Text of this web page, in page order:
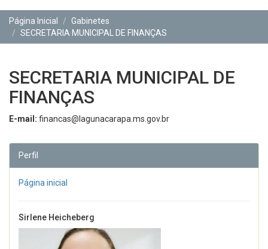
Página Inicial
Gabinetes
SECRETARIA MUNICIPAL DE FINANÇAS
SECRETARIA MUNICIPAL DE
FINANÇAS
E-mail: financas@lagunacarapa.ms.gov.br
Perfil
Página inicial
Sirlene Heicheberg